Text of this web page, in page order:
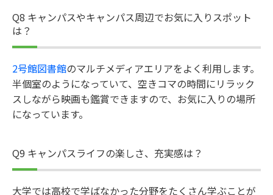
Q8 キャンパスやキャンパス周辺でお気に入りスポット
は？
2号館図書館のマルチメディアエリアをよく利用します。
半個室のようになっていて、空きコマの時間にリラック
スしながら映画も鑑賞できますので、お気に入りの場所
になっています。
Q9 キャンパスライフの楽しさ、充実感は？
大学では高校で学ばなかった分野をたくさん学ぶことが